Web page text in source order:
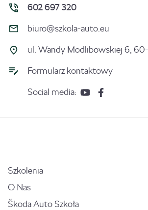
602 697 320
biuro@szkola-auto.eu
ul. Wandy Modlibowskiej 6,
Formularz kontaktowy
Social media:
Szkolenia
O Nas
Škoda Auto Szkoła